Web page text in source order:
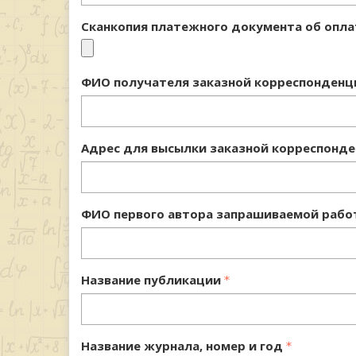
Сканкопия платежного документа об
ФИО получателя заказной
Адрес для высылки заказной
ФИО первого автора запрашиваемой
Название публикации
Название журнала, номер и год